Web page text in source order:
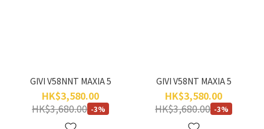
GIVI V58NNT MAXIA 5
HK$3,580.00
HK$3,680.00 -3%
GIVI V58NT MAXIA 5
HK$3,580.00
HK$3,680.00 -3%